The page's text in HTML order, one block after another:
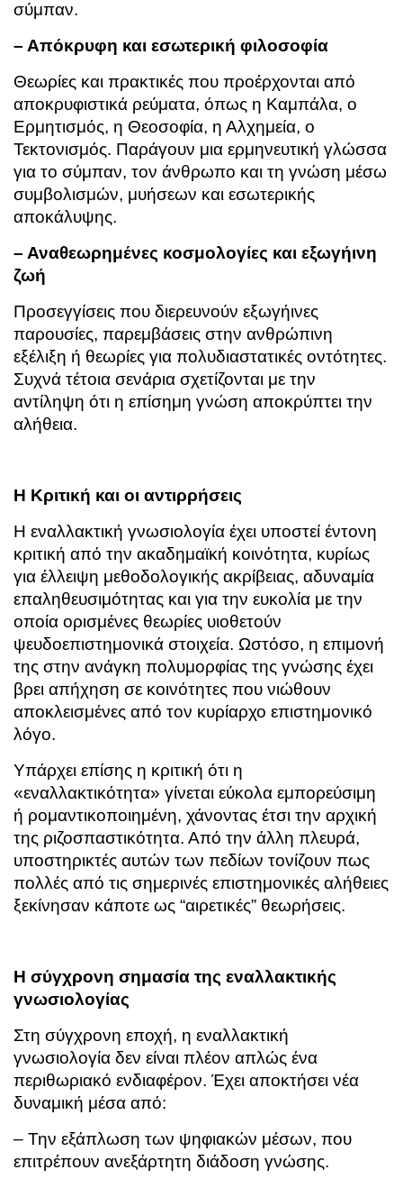
σύμπαν.
– Απόκρυφη και εσωτερική φιλοσοφία
Θεωρίες και πρακτικές που προέρχονται από
αποκρυφιστικά ρεύματα, όπως η Καμπάλα, ο
Ερμητισμός, η Θεοσοφία, η Αλχημεία, ο
Τεκτονισμός. Παράγουν μια ερμηνευτική γλώσσα
για το σύμπαν, τον άνθρωπο και τη γνώση μέσω
συμβολισμών, μυήσεων και εσωτερικής
αποκάλυψης.
– Αναθεωρημένες κοσμολογίες και εξωγήινη
ζωή
Προσεγγίσεις που διερευνούν εξωγήινες
παρουσίες, παρεμβάσεις στην ανθρώπινη
εξέλιξη ή θεωρίες για πολυδιαστατικές οντότητες.
Συχνά τέτοια σενάρια σχετίζονται με την
αντίληψη ότι η επίσημη γνώση αποκρύπτει την
αλήθεια.
Η Κριτική και οι αντιρρήσεις
Η εναλλακτική γνωσιολογία έχει υποστεί έντονη
κριτική από την ακαδημαϊκή κοινότητα, κυρίως
για έλλειψη μεθοδολογικής ακρίβειας, αδυναμία
επαληθευσιμότητας και για την ευκολία με την
οποία ορισμένες θεωρίες υιοθετούν
ψευδοεπιστημονικά στοιχεία. Ωστόσο, η επιμονή
της στην ανάγκη πολυμορφίας της γνώσης έχει
βρει απήχηση σε κοινότητες που νιώθουν
αποκλεισμένες από τον κυρίαρχο επιστημονικό
λόγο.
Υπάρχει επίσης η κριτική ότι η
«εναλλακτικότητα» γίνεται εύκολα εμπορεύσιμη
ή ρομαντικοποιημένη, χάνοντας έτσι την αρχική
της ριζοσπαστικότητα. Από την άλλη πλευρά,
υποστηρικτές αυτών των πεδίων τονίζουν πως
πολλές από τις σημερινές επιστημονικές αλήθειες
ξεκίνησαν κάποτε ως “αιρετικές” θεωρήσεις.
Η σύγχρονη σημασία της εναλλακτικής
γνωσιολογίας
Στη σύγχρονη εποχή, η εναλλακτική
γνωσιολογία δεν είναι πλέον απλώς ένα
περιθωριακό ενδιαφέρον. Έχει αποκτήσει νέα
δυναμική μέσα από:
– Την εξάπλωση των ψηφιακών μέσων, που
επιτρέπουν ανεξάρτητη διάδοση γνώσης.